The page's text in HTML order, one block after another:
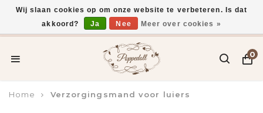
Voor 15:00 uur besteld, vandaag verzonden*
0
Home Verzorgingsmand voor luiers
Wij slaan cookies op om onze website te verbeteren. Is dat
akkoord?
Ja Nee Meer over cookies »